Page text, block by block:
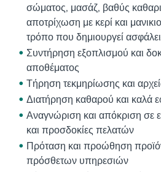
σώματος, μασάζ, βαθύς
αποτρίχωση με κερί και
τρόπο που δημιουργεί
Συντήρηση εξοπλισμού και
αποθέματος
Τήρηση τεκμηρίωσης και
Διατήρηση καθαρού και καλά
Αναγνώριση και απόκριση σε
και προσδοκίες πελατών
Πρόταση και προώθηση
πρόσθετων υπηρεσιών